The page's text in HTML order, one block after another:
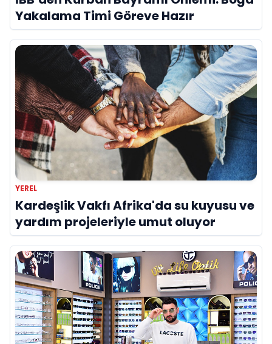
Yakalama Timi Göreve Hazır
YEREL
Kardeşlik Vakfı Afrika'da su kuyusu ve
yardım projeleriyle umut oluyor